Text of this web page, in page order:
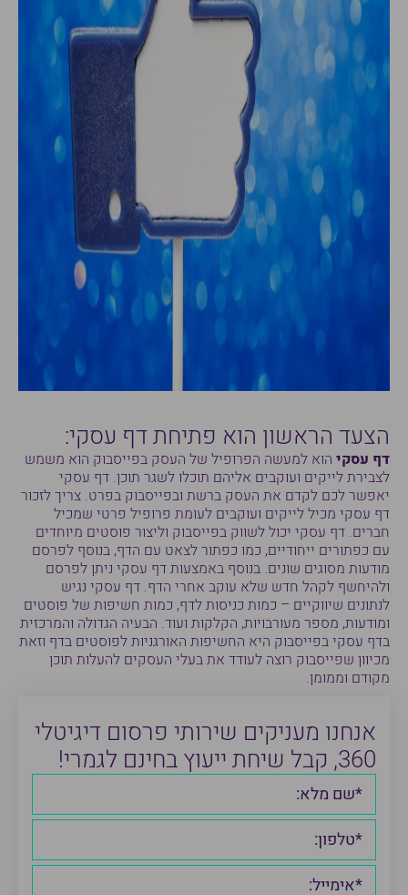
הצעד הראשון הוא פתיחת דף עסקי:
דף עסקי הוא למעשה הפרופיל של העסק בפייסבוק הוא משמש
לצבירת לייקים ועוקבים אליהם תוכלו לשגר תוכן. דף עסקי
יאפשר לכם לקדם את העסק ברשת ובפייסבוק בפרט. צריך לזכור
דף עסקי מכיל לייקים ועוקבים לעומת פרופיל פרטי שמכיל
חברים. דף עסקי יכול לשווק בפייסבוק וליצור פוסטים מיוחדים
עם כפתורים ייחודיים, כמו כפתור לצאט עם הדף, בנוסף לפרסם
מודעות מסוגים שונים. בנוסף באמצעות דף עסקי ניתן לפרסם
ולהיחשף לקהל חדש שלא עוקב אחרי הדף. דף עסקי נגיש
לנתונים שיווקיים – כמות כניסות לדף, כמות חשיפות של פוסטים
ומודעות, מספר מעורבויות, הקלקות ועוד. הבעיה הגדולה והמרכזית
בדף עסקי בפייסבוק היא החשיפות האורגניות לפוסטים בדף וזאת
מכיוון שפייסבוק רוצה לעודד את בעלי העסקים להעלות תוכן
מקודם וממומן.
אנחנו מעניקים שירותי פרסום דיגיטלי
360, קבל שיחת ייעוץ בחינם לגמרי!